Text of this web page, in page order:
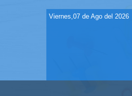
Viernes,07 de Ago del 2026